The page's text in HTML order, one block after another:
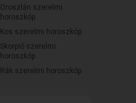
Oroszlán szerelmi
horoszkóp
Kos szerelmi horoszkóp
Skorpió szerelmi
horoszkóp
Rák szerelmi horoszkóp